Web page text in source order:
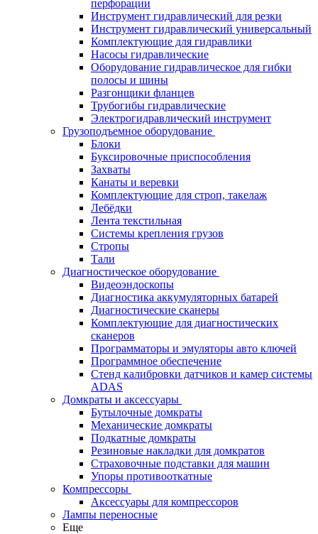
перфорации
Инструмент гидравлический для резки
Инструмент гидравлический универсальный
Комплектующие для гидравлики
Насосы гидравлические
Оборудование гидравлическое для гибки
полосы и шины
Разгонщики фланцев
Трубогибы гидравлические
Электрогидравлический инструмент
Грузоподъемное оборудование
Блоки
Буксировочные приспособления
Захваты
Канаты и веревки
Комплектующие для строп, такелаж
Лебёдки
Лента текстильная
Системы крепления грузов
Стропы
Тали
Диагностическое оборудование
Видеоэндоскопы
Диагностика аккумуляторных батарей
Диагностические сканеры
Комплектующие для диагностических
сканеров
Программаторы и эмуляторы авто ключей
Программное обеспечение
Стенд калибровки датчиков и камер системы
ADAS
Домкраты и аксессуары
Бутылочные домкраты
Механические домкраты
Подкатные домкраты
Резиновые накладки для домкратов
Страховочные подставки для машин
Упоры противооткатные
Компрессоры
Аксессуары для компрессоров
Лампы переносные
Еще